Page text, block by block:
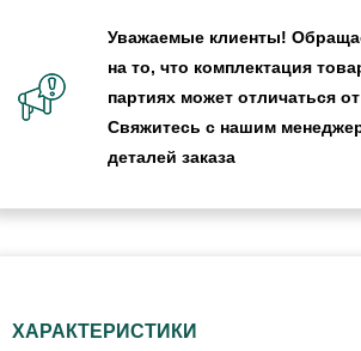
Уважаемые клиенты!
на то, что комплектация
партиях может отличаться
Свяжитесь с нашим
деталей заказа
ХАРАКТЕРИСТИКИ